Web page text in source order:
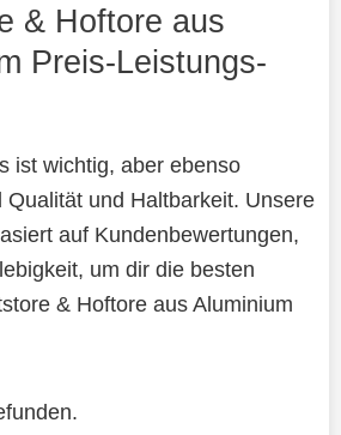
& Hoftore aus
Preis-Leistungs-
ist wichtig, aber ebenso
Qualität und Haltbarkeit. Unsere
auf Kundenbewertungen,
um dir die besten
& Hoftore aus Aluminium